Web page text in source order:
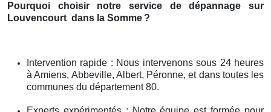
Pourquoi choisir notre service de dépannage sur
Louvencourt dans la Somme ?
Intervention rapide : Nous intervenons sous 24 heures
à Amiens, Abbeville, Albert, Péronne, et dans toutes les
communes du département 80.